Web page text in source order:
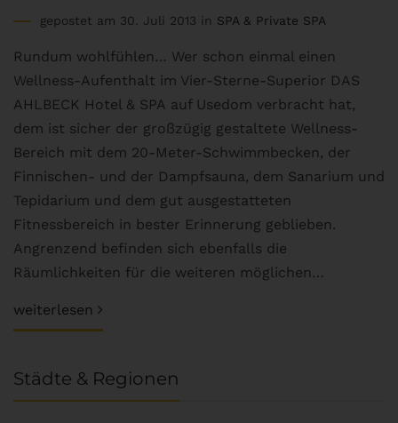
gepostet am 30. Juli 2013 in SPA & Private SPA
Rundum wohlfühlen… Wer schon einmal einen
Wellness-Aufenthalt im Vier-Sterne-Superior DAS
AHLBECK Hotel & SPA auf Usedom verbracht hat,
dem ist sicher der großzügig gestaltete Wellness-
Bereich mit dem 20-Meter-Schwimmbecken, der
Finnischen- und der Dampfsauna, dem Sanarium und
Tepidarium und dem gut ausgestatteten
Fitnessbereich in bester Erinnerung geblieben.
Angrenzend befinden sich ebenfalls die
Räumlichkeiten für die weiteren möglichen…
weiterlesen
Städte & Regionen